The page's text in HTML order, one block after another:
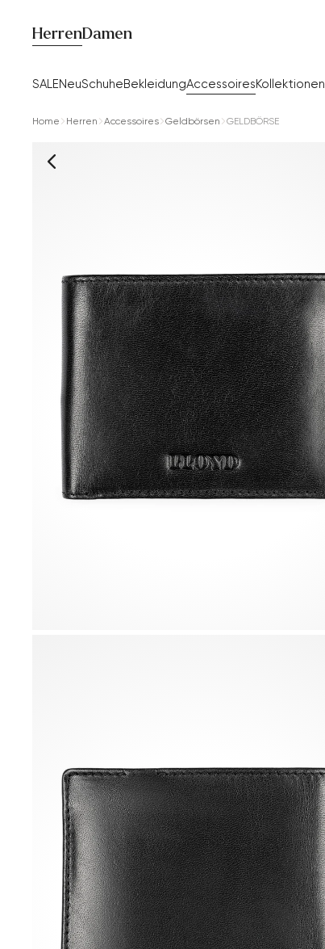
Herren
SALENeuSchuheBekleidungAccessoiresKollektionen
Damen
Home Herren Accessoires Geldbörsen GELDBÖRSE